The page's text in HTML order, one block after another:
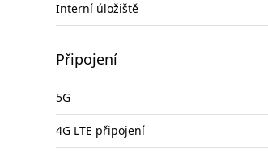
Interní úložiště
Připojení
5G
4G LTE připojení